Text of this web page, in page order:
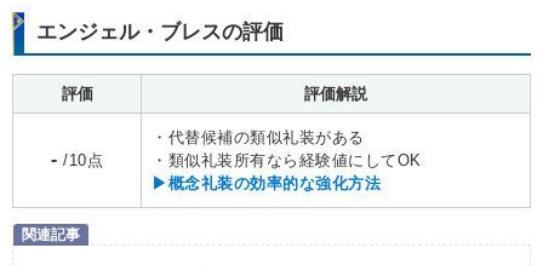
エンジェル・ブレスの評価
評価 評価解説
- /10点
・代替候補の類似礼装がある
・類似礼装所有なら経験値にしてOK
▶概念礼装の効率的な強化方法